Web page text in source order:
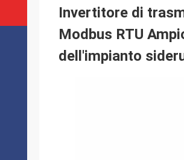
Invertitore di
Modbus RTU
dell'impianto